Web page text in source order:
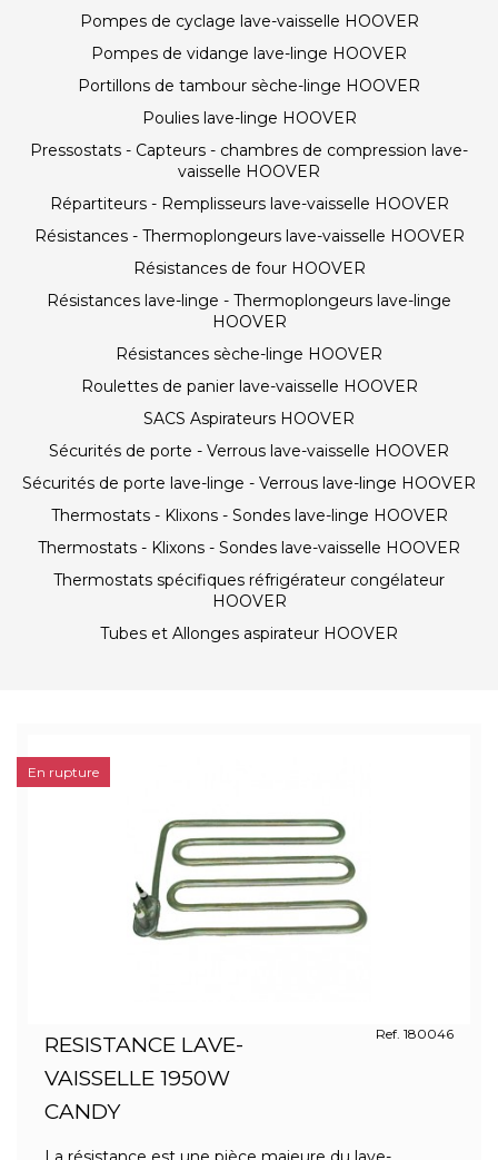
Pompes de cyclage lave-vaisselle HOOVER
Pompes de vidange lave-linge HOOVER
Portillons de tambour sèche-linge HOOVER
Poulies lave-linge HOOVER
Pressostats - Capteurs - chambres de compression lave-
vaisselle HOOVER
Répartiteurs - Remplisseurs lave-vaisselle HOOVER
Résistances - Thermoplongeurs lave-vaisselle HOOVER
Résistances de four HOOVER
Résistances lave-linge - Thermoplongeurs lave-linge
HOOVER
Résistances sèche-linge HOOVER
Roulettes de panier lave-vaisselle HOOVER
SACS Aspirateurs HOOVER
Sécurités de porte - Verrous lave-vaisselle HOOVER
Sécurités de porte lave-linge - Verrous lave-linge HOOVER
Thermostats - Klixons - Sondes lave-linge HOOVER
Thermostats - Klixons - Sondes lave-vaisselle HOOVER
Thermostats spécifiques réfrigérateur congélateur
HOOVER
Tubes et Allonges aspirateur HOOVER
RESISTANCE LAVE-
VAISSELLE 1950W
CANDY
Ref. 180046
En rupture